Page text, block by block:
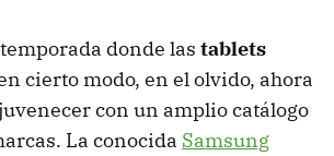
donde las tablets
cierto modo, en el olvido, ahora
con un amplio catálogo
La conocida Samsung